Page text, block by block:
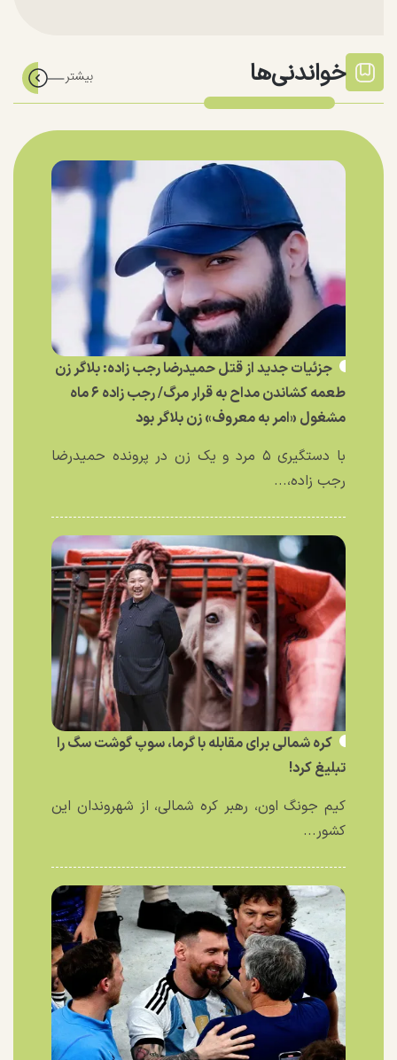
خواندنی‌ها
جزئیات جدید از قتل حمیدرضا رجب زاده: بلاگر زن
طعمه کشاندن مداح به قرار مرگ/ رجب زاده ۶ ماه
مشغول «امر به معروف» زن بلاگر بود
با دستگیری ۵ مرد و یک زن در پرونده حمیدرضا
رجب زاده،...
کره شمالی برای مقابله با گرما، سوپ گوشت سگ را
تبلیغ کرد!
کیم جونگ اون، رهبر کره شمالی، از شهروندان این
کشور...